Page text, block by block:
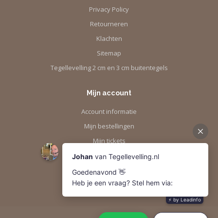
Privacy Policy
Retourneren
Klachten
Sitemap
Tegellevelling 2 cm en 3 cm buitentegels
Mijn account
Account informatie
Mijn bestellingen
Mijn tickets
Mijn verlanglijst
Vergelijk
Alle producten